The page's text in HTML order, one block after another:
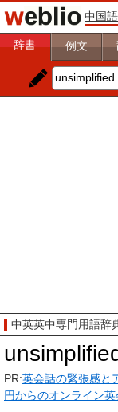
中国語
辞書 例文
中英英中専門用語辞
PR:英会話の緊張感と
円からのオンライン英